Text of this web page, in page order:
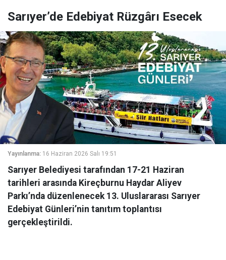
Sarıyer’de Edebiyat Rüzgârı Esecek
Yayınlanma: 16 Haziran 2026 Salı 19:51
Sarıyer Belediyesi tarafından 17-21 Haziran
tarihleri arasında Kireçburnu Haydar Aliyev
Parkı’nda düzenlenecek 13. Uluslararası Sarıyer
Edebiyat Günleri’nin tanıtım toplantısı
gerçekleştirildi.